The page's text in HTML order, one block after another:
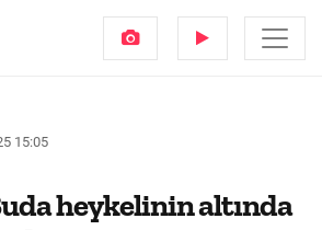
15:05
heykelinin altında